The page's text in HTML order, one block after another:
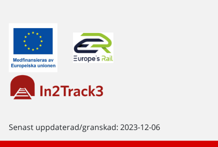
Senast uppdaterad/granskad: 2023-12-06